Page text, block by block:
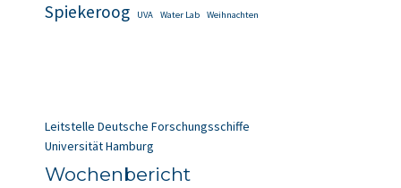
Spiekeroog UVA Water Lab Weihnachten
Leitstelle Deutsche Forschungsschiffe
Universität Hamburg
Wochenbericht